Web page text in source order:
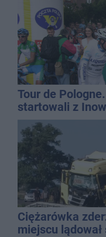
Tour de
startowali z
Ciężarówka
miejscu lądował